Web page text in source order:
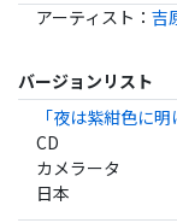
アーティスト ： 吉
バージョンリスト
「夜は紫紺色に
CD
カメラータ
日本